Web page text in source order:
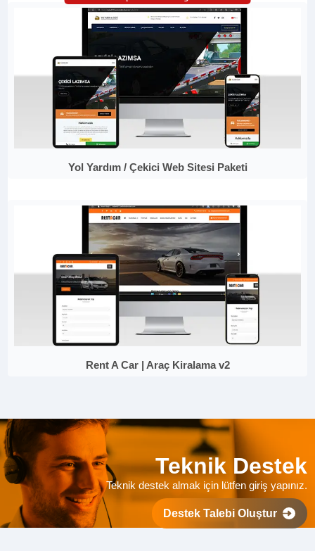
Yol Yardım / Çekici Web Sitesi Paketi
Rent A Car | Araç Kiralama v2
Teknik Destek
Teknik destek almak için lütfen giriş yapınız.
Destek Talebi Oluştur